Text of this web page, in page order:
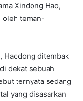
Xindong Hao,
oleh teman-
Haodong ditembak
dekat sebuah
ternyata sedang
yang disasarkan